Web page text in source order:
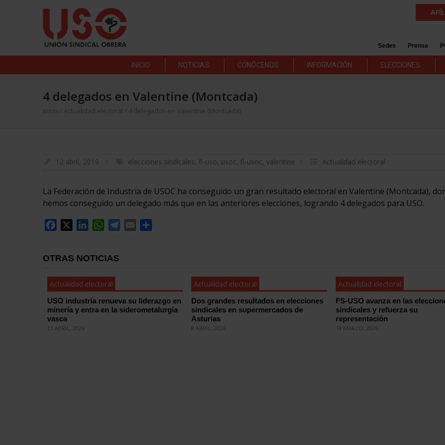
Sedes Prensa
INICIO NOTICIAS CONÓCENOS INFORMACIÓN ELECCIONES
4 delegados en Valentine (Montcada)
Inicio Actualidad electoral 4 delegados en Valentine (Montcada)
12 abril, 2019 elecciones sindicales, fi-uso, usoc, fi-usoc, valentine Actualidad electoral
La Federación de Industria de USOC ha conseguido un gran resultado electoral en Valentine (Montcada),
hemos conseguido un delegado más que en las anteriores elecciones, logrando 4 delegados para USO.
Facebook
LinkedInWhatsApp
Telegram
Email
OTRAS NOTICIAS
Actualidad electoral
USO industria renueva su liderazgo en
minería y entra en la siderometalurgia
vasca
13 ABRIL, 2026
Actualidad electoral
Dos grandes resultados en elecciones
sindicales en supermercados de
Asturias
8 ABRIL, 2026
Actualidad electoral
FS-USO avanza en las
sindicales y refuerza su
representación
18 MARZO, 2026